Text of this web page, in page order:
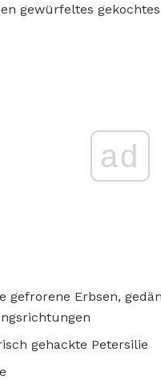
gewürfeltes
ad
gefrorene Erbsen,
gehackte Petersilie